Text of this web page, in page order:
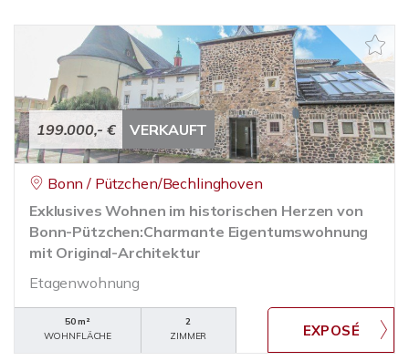
199.000,- € VERKAUFT
Bonn / Pützchen/Bechlinghoven
Exklusives Wohnen im historischen Herzen von
Bonn-Pützchen:Charmante Eigentumswohnung
mit Original-Architektur
Etagenwohnung
50 m²
WOHNFLÄCHE
2
ZIMMER